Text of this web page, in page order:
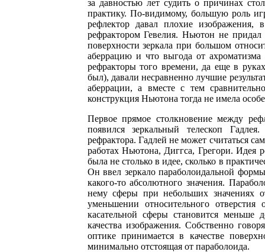
за давностью лет судить о причинах
практику. По-видимому, большую роль
рефлектор давал плохие
рефрактором Гевелия. Ньютон не придал
поверхности зеркала при большом
аберрацию и что выгода от
рефракторы того времени, да еще в
был), давали несравненно лучшие
аберрации, а вместе с тем
конструкция Ньютона тогда не имела
Первое прямое столкновение между
появился зеркальный телескоп
рефрактора. Гадлей не может считаться
работах Ньютона, Диггса, Грегори. Идея
была не столько в идее, сколько в
Он ввел зеркало параболоидальной
какого-то абсолютного значения.
нему сферы при небольших значениях
уменьшении относительного отверстия
касательной сферы становится меньше
качества изображения. Собственно
оптике принимается в качестве
минимально отстоящая от параболоида.